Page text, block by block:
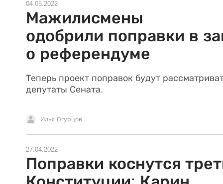
04.05.2022
Мажилисмены
одобрили поправки в
о референдуме
Теперь проект поправок будут
депутаты Сената.
Илья Огурцов
27.04.2022
Поправки коснутся